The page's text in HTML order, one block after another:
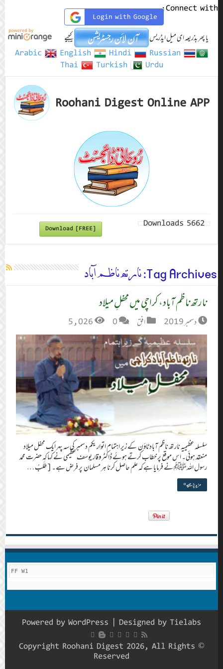
Connect with:
Login with Google
یا پھر بذریعہ ای میل ایڈریس
کیجیے
Arabic
English Hindi
Russian
Thai
Turkish Urdu
Roohani Digest Online APP
Download [FREE] 5662
Downloads
Tag Archives: نارتھ ناظم آباد
نارتھ ناظم آباد، کراچی میں محفلِ میلاد
دسمبر 2019 افق 0
5,026
سلسلہ عظیمیہ نارتھ ناظم آباد ٹاؤن کے زیر اہتمام اتوار یکم دسمبر کی سہ پہر ایک محفل میلاد
منعقد ہوئی۔ اس موقع پر خطاب کرتے ہوئے ڈاکٹر وقار یوسف عظیمی نے کہا کہ حضرت محمد
رسول اللہﷺ نے فرمایا ہے کہ علم حاصل کرنا ہر مسلمان پر فرض ہے۔ [طَلَبُ …
مزید پڑھیے »
FF W1
Powered by WordPress | Designed by Tielabs
© Copyright Roohani Digest 2026, All Rights
Reserved